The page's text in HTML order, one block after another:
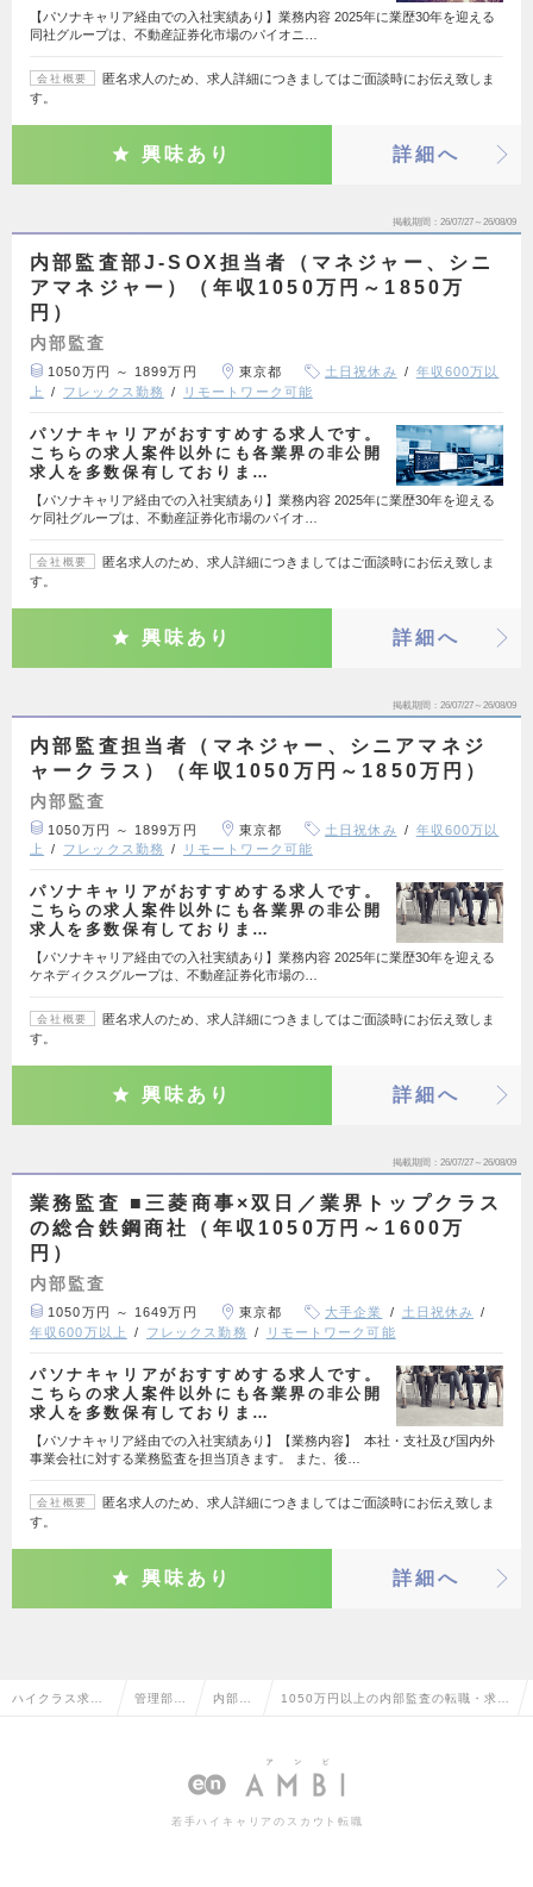
【パソナキャリア経由での入社実績あり】業務内容 2025年に業歴30年を迎える
同社グループは、不動産証券化市場のパイオニ…
会社概要
匿名求人のため、求人詳細につきましてはご面談時にお伝え致しま
す。
興味あり 詳細へ
掲載期間 26/07/27～26/08/09
内部監査部J-SOX担当者（マネジャー、シニ
アマネジャー）（年収1050万円～1850万
円）
内部監査
1050万円 ～ 1899万円 東京都 土日祝休み
年収600万以
上
フレックス勤務 リモートワーク可能
パソナキャリアがおすすめする求人です。
こちらの求人案件以外にも各業界の非公開
求人を多数保有しておりま…
【パソナキャリア経由での入社実績あり】業務内容 2025年に業歴30年を迎える
ケ同社グループは、不動産証券化市場のパイオ…
会社概要
匿名求人のため、求人詳細につきましてはご面談時にお伝え致しま
す。
興味あり 詳細へ
掲載期間 26/07/27～26/08/09
内部監査担当者（マネジャー、シニアマネジ
ャークラス）（年収1050万円～1850万円）
内部監査
1050万円 ～ 1899万円 東京都 土日祝休み
年収600万以
上
フレックス勤務 リモートワーク可能
パソナキャリアがおすすめする求人です。
こちらの求人案件以外にも各業界の非公開
求人を多数保有しておりま…
【パソナキャリア経由での入社実績あり】業務内容 2025年に業歴30年を迎える
ケネディクスグループは、不動産証券化市場の…
会社概要
匿名求人のため、求人詳細につきましてはご面談時にお伝え致しま
す。
興味あり 詳細へ
掲載期間 26/07/27～26/08/09
業務監査 ■三菱商事×双日／業界トップクラス
の総合鉄鋼商社（年収1050万円～1600万
円）
内部監査
1050万円 ～ 1649万円 東京都 大手企業
土日祝休み
年収600万以上
フレックス勤務 リモートワーク可能
パソナキャリアがおすすめする求人です。
こちらの求人案件以外にも各業界の非公開
求人を多数保有しておりま…
【パソナキャリア経由での入社実績あり】【業務内容】 本社・支社及び国内外
事業会社に対する業務監査を担当頂きます。 また、後…
会社概要
匿名求人のため、求人詳細につきましてはご面談時にお伝え致しま
す。
興味あり 詳細へ
ハイクラス求人 管理部門 内部監 1050万円以上の内部監査の転職・求人
若手ハイキャリアのスカウト転職